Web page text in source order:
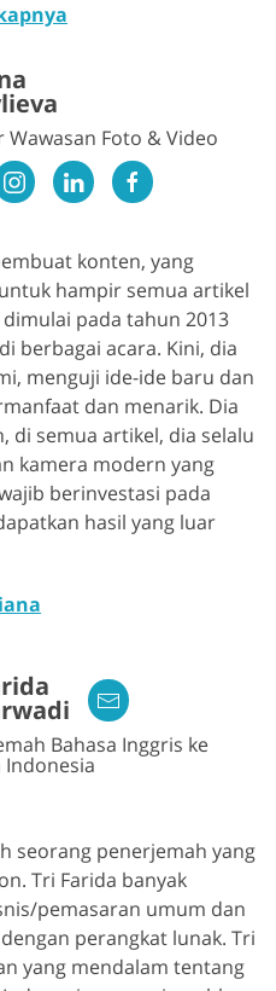
Wawasan Foto & Video
konten, yang
hampir semua artikel
pada tahun 2013
berbagai acara. Kini, dia
menguji ide-ide baru dan
dan menarik. Dia
di semua artikel, dia selalu
kamera modern yang
berinvestasi pada
hasil yang luar
Bahasa Inggris ke
Indonesia
seorang penerjemah yang
Tri Farida banyak
pemasaran umum dan
perangkat lunak. Tri
yang mendalam tentang